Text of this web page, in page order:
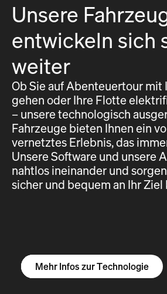
Unsere
entwickeln sich
weiter
Ob Sie auf Abenteuertour mit
gehen oder Ihre Flotte
– unsere technologisch
Fahrzeuge bieten Ihnen ein
vernetztes Erlebnis, das
Unsere Software und unsere
nahtlos ineinander und
sicher und bequem an Ihr Ziel
Mehr Infos zum R1S
Mehr Infos zum R1T
Mehr Infos zu Vans
Mehr Infos zur Technologie